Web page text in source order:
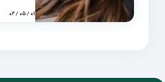
۰۱ / ۰۵ / ۰۲